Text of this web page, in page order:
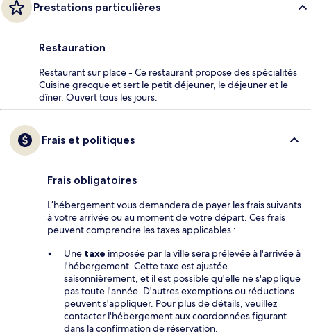
Prestations particulières
Restauration
Restaurant sur place - Ce restaurant propose des spécialités
Cuisine grecque et sert le petit déjeuner, le déjeuner et le
dîner. Ouvert tous les jours.
Frais et politiques
Frais obligatoires
L’hébergement vous demandera de payer les frais suivants
à votre arrivée ou au moment de votre départ. Ces frais
peuvent comprendre les taxes applicables :
Une taxe imposée par la ville sera prélevée à l'arrivée à
l'hébergement. Cette taxe est ajustée
saisonnièrement, et il est possible qu'elle ne s'applique
pas toute l'année. D'autres exemptions ou réductions
peuvent s'appliquer. Pour plus de détails, veuillez
contacter l'hébergement aux coordonnées figurant
dans la confirmation de réservation.